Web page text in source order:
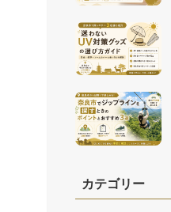
カテゴリー